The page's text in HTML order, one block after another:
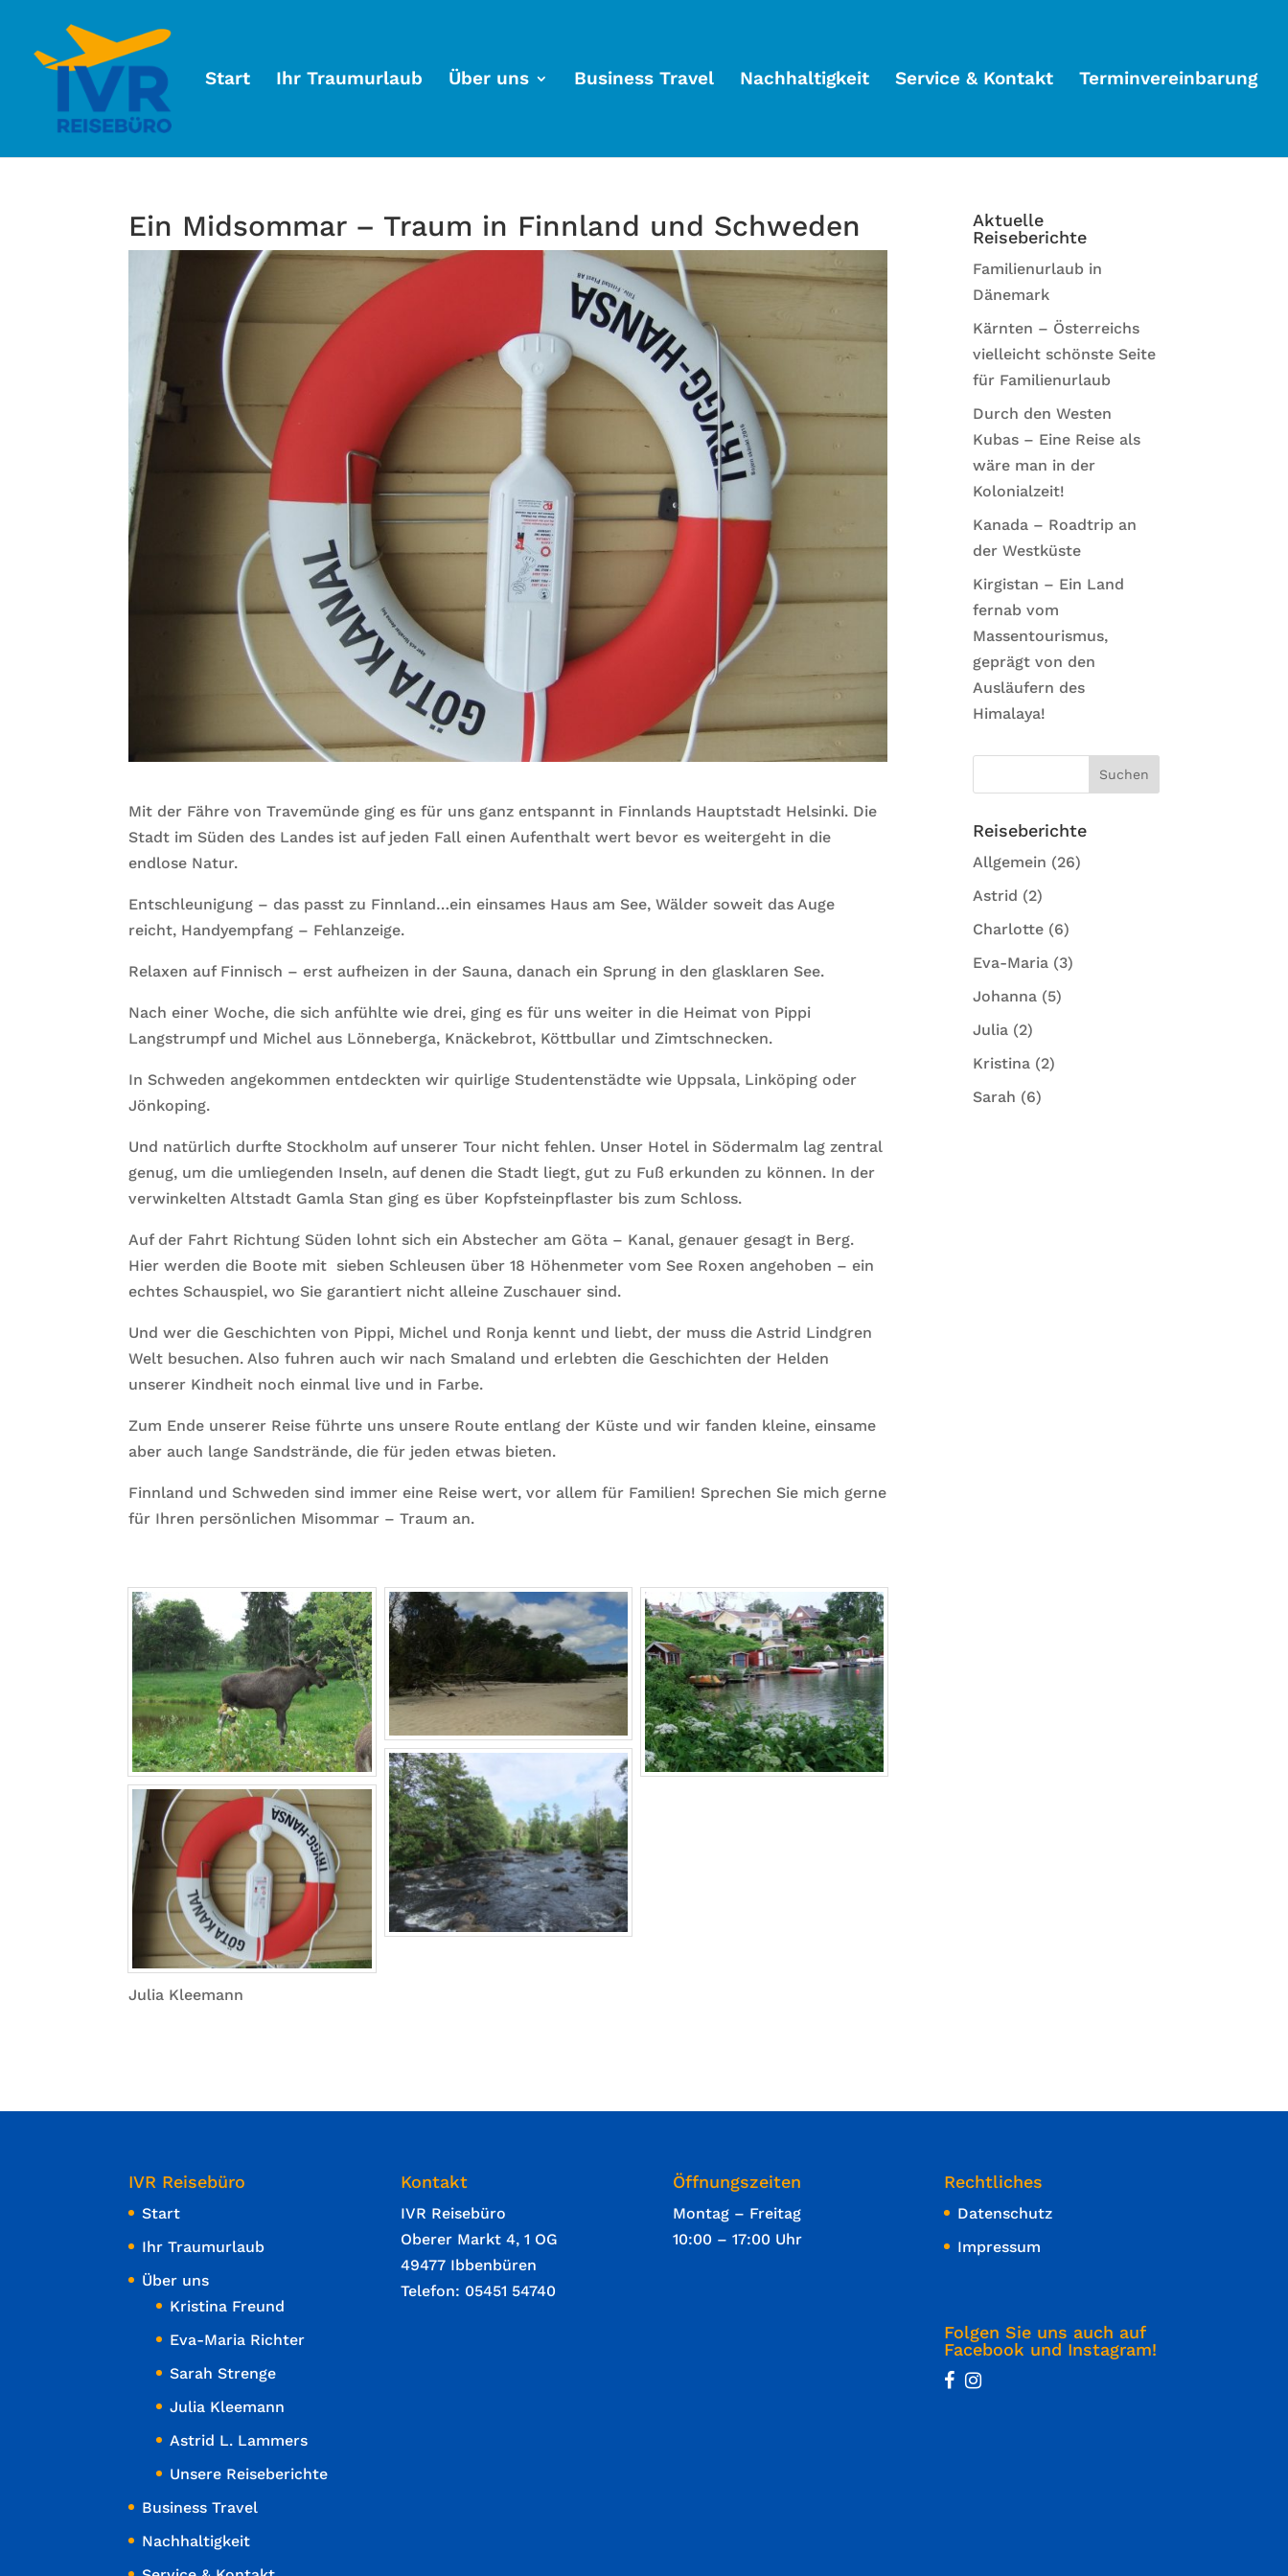
Start Ihr Traumurlaub Über uns Business Travel Nachhaltigkeit Service & Kontakt Terminvereinbarung
Ein Midsommar – Traum in Finnland und Schweden
Mit der Fähre von Travemünde ging es für uns ganz entspannt in Finnlands Hauptstadt Helsinki. Die
Stadt im Süden des Landes ist auf jeden Fall einen Aufenthalt wert bevor es weitergeht in die
endlose Natur.
Entschleunigung – das passt zu Finnland…ein einsames Haus am See, Wälder soweit das Auge
reicht, Handyempfang – Fehlanzeige.
Relaxen auf Finnisch – erst aufheizen in der Sauna, danach ein Sprung in den glasklaren See.
Nach einer Woche, die sich anfühlte wie drei, ging es für uns weiter in die Heimat von Pippi
Langstrumpf und Michel aus Lönneberga, Knäckebrot, Köttbullar und Zimtschnecken.
In Schweden angekommen entdeckten wir quirlige Studentenstädte wie Uppsala, Linköping oder
Jönkoping.
Und natürlich durfte Stockholm auf unserer Tour nicht fehlen. Unser Hotel in Södermalm lag zentral
genug, um die umliegenden Inseln, auf denen die Stadt liegt, gut zu Fuß erkunden zu können. In der
verwinkelten Altstadt Gamla Stan ging es über Kopfsteinpflaster bis zum Schloss.
Auf der Fahrt Richtung Süden lohnt sich ein Abstecher am Göta – Kanal, genauer gesagt in Berg.
Hier werden die Boote mit sieben Schleusen über 18 Höhenmeter vom See Roxen angehoben – ein
echtes Schauspiel, wo Sie garantiert nicht alleine Zuschauer sind.
Und wer die Geschichten von Pippi, Michel und Ronja kennt und liebt, der muss die Astrid Lindgren
Welt besuchen. Also fuhren auch wir nach Smaland und erlebten die Geschichten der Helden
unserer Kindheit noch einmal live und in Farbe.
Zum Ende unserer Reise führte uns unsere Route entlang der Küste und wir fanden kleine, einsame
aber auch lange Sandstrände, die für jeden etwas bieten.
Finnland und Schweden sind immer eine Reise wert, vor allem für Familien! Sprechen Sie mich gerne
für Ihren persönlichen Misommar – Traum an.
Julia Kleemann
Aktuelle
Reiseberichte
Familienurlaub in
Dänemark
Kärnten – Österreichs
vielleicht schönste Seite
für Familienurlaub
Durch den Westen
Kubas – Eine Reise als
wäre man in der
Kolonialzeit!
Kanada – Roadtrip an
der Westküste
Kirgistan – Ein Land
fernab vom
Massentourismus,
geprägt von den
Ausläufern des
Himalaya!
Reiseberichte
Allgemein (26)
Astrid (2)
Charlotte (6)
Eva-Maria (3)
Johanna (5)
Julia (2)
Kristina (2)
Sarah (6)
IVR Reisebüro
Start
Ihr Traumurlaub
Über uns
Kristina Freund
Eva-Maria Richter
Sarah Strenge
Julia Kleemann
Astrid L. Lammers
Unsere Reiseberichte
Business Travel
Nachhaltigkeit
Kontakt
IVR Reisebüro
Oberer Markt 4, 1 OG
49477 Ibbenbüren
Telefon: 05451 54740
Öffnungszeiten
Montag – Freitag
10:00 – 17:00 Uhr
Rechtliches
Datenschutz
Impressum
Folgen Sie uns auch auf
Facebook und Instagram!